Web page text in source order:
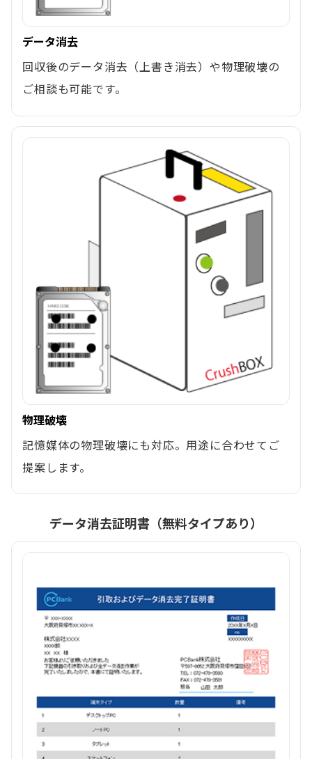
データ消去
回収後のデータ消去（上書き消去）や物理破壊の
ご相談も可能です。
物理破壊
記憶媒体の物理破壊にも対応。用途に合わせてご
提案します。
データ消去証明書（無料タイプあり）